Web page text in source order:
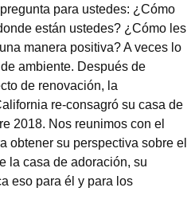
para ustedes: ¿Cómo
están ustedes? ¿Cómo les
manera positiva? A veces lo
ambiente. Después de
de renovación, la
re-consagró su casa de
2018. Nos reunimos con el
obtener su perspectiva sobre el
la casa de adoración, su
eso para él y para los